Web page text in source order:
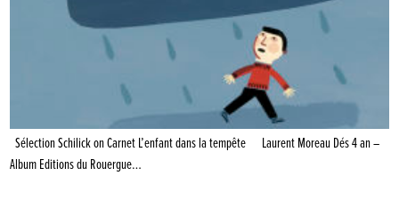
Sélection Schilick on Carnet L’enfant dans la tempête Laurent Moreau Dés 4 an –
Album Editions du Rouergue…